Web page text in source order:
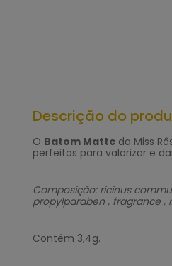
Descrição do
O Batom Matte da Miss
perfeitas para valorizar e
Composição: ricinus
propylparaben , fragrance ,
Contém 3,4g.